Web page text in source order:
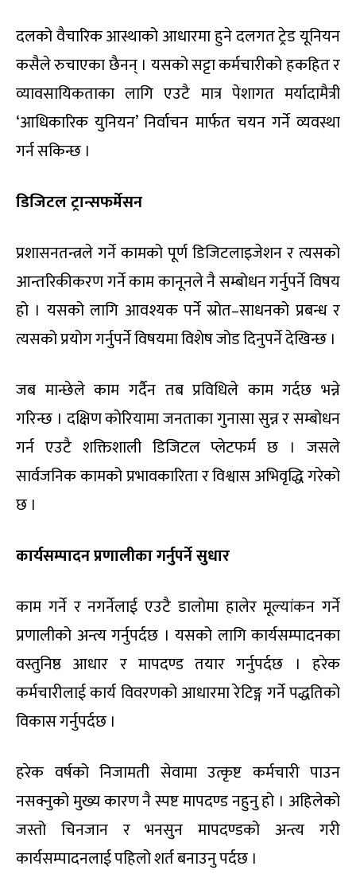
दलको वैचारिक आस्थाको आधारमा हुने दलगत ट्रेड यूनियन
कसैले रुचाएका छैनन् । यसको सट्टा कर्मचारीको हकहित र
व्यावसायिकताका लागि एउटै मात्र पेशागत मर्यादामैत्री
‘आधिकारिक युनियन’ निर्वाचन मार्फत चयन गर्ने व्यवस्था
गर्न सकिन्छ ।
डिजिटल ट्रान्सफर्मेसन
प्रशासनतन्त्रले गर्ने कामको पूर्ण डिजिटलाइजेशन र त्यसको
आन्तरिकीकरण गर्ने काम कानूनले नै सम्बोधन गर्नुपर्ने विषय
हो । यसको लागि आवश्यक पर्ने स्रोत–साधनको प्रबन्ध र
त्यसको प्रयोग गर्नुपर्ने विषयमा विशेष जोड दिनुपर्ने देखिन्छ ।
जब मान्छेले काम गर्दैन तब प्रविधिले काम गर्दछ भन्ने
गरिन्छ । दक्षिण कोरियामा जनताका गुनासा सुन्न र सम्बोधन
गर्न एउटै शक्तिशाली डिजिटल प्लेटफर्म छ । जसले
सार्वजनिक कामको प्रभावकारिता र विश्वास अभिवृद्धि गरेको
छ ।
कार्यसम्पादन प्रणालीका गर्नुपर्ने सुधार
काम गर्ने र नगर्नेलाई एउटै डालोमा हालेर मूल्यांकन गर्ने
प्रणालीको अन्त्य गर्नुपर्दछ । यसको लागि कार्यसम्पादनका
वस्तुनिष्ठ आधार र मापदण्ड तयार गर्नुपर्दछ । हरेक
कर्मचारीलाई कार्य विवरणको आधारमा रेटिङ्ग गर्ने पद्धतिको
विकास गर्नुपर्दछ ।
हरेक वर्षको निजामती सेवामा उत्कृष्ट कर्मचारी पाउन
नसक्नुको मुख्य कारण नै स्पष्ट मापदण्ड नहुनु हो । अहिलेको
जस्तो चिनजान र भनसुन मापदण्डको अन्त्य गरी
कार्यसम्पादनलाई पहिलो शर्त बनाउनु पर्दछ ।